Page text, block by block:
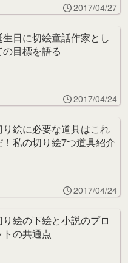
2017/04/27
生日に切絵童話作家とし
の目標を語る
2017/04/24
り絵に必要な道具はこれ
！私の切り絵7つ道具紹介
2017/04/24
り絵の下絵と小説のプロ
トの共通点